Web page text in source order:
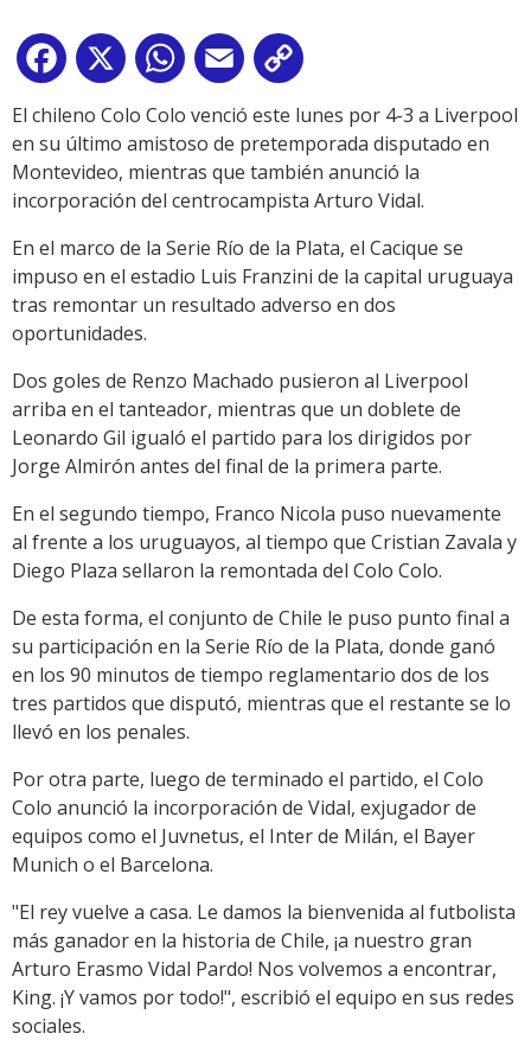
Facebook
X WhatsApp
Email
Link
El chileno Colo Colo venció este lunes por 4-3 a Liverpool
en su último amistoso de pretemporada disputado en
Montevideo, mientras que también anunció la
incorporación del centrocampista Arturo Vidal.
En el marco de la Serie Río de la Plata, el Cacique se
impuso en el estadio Luis Franzini de la capital uruguaya
tras remontar un resultado adverso en dos
oportunidades.
Dos goles de Renzo Machado pusieron al Liverpool
arriba en el tanteador, mientras que un doblete de
Leonardo Gil igualó el partido para los dirigidos por
Jorge Almirón antes del final de la primera parte.
En el segundo tiempo, Franco Nicola puso nuevamente
al frente a los uruguayos, al tiempo que Cristian Zavala y
Diego Plaza sellaron la remontada del Colo Colo.
De esta forma, el conjunto de Chile le puso punto final a
su participación en la Serie Río de la Plata, donde ganó
en los 90 minutos de tiempo reglamentario dos de los
tres partidos que disputó, mientras que el restante se lo
llevó en los penales.
Por otra parte, luego de terminado el partido, el Colo
Colo anunció la incorporación de Vidal, exjugador de
equipos como el Juvnetus, el Inter de Milán, el Bayer
Munich o el Barcelona.
"El rey vuelve a casa. Le damos la bienvenida al futbolista
más ganador en la historia de Chile, ¡a nuestro gran
Arturo Erasmo Vidal Pardo! Nos volvemos a encontrar,
King. ¡Y vamos por todo!", escribió el equipo en sus redes
sociales.